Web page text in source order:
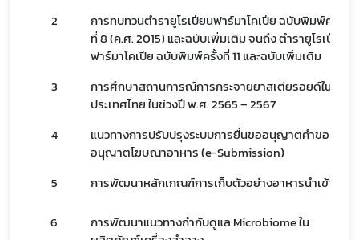
2
การทบทวนตำรายูโรเปียนฟาร์มาโคเปีย ฉบับพิมพ์ครั้ง
ที่ 8 (ค.ศ. 2015) และฉบับเพิ่มเติม จนถึง ตำรายูโรเปียน
ฟาร์มาโคเปีย ฉบับพิมพ์ครั้งที่ 11 และฉบับเพิ่มเติม
3
การศึกษาสถานการณ์การกระจายยาสเตียรอยด์ใน
ประเทศไทย ในช่วงปี พ.ศ. 2565 – 2567
4
แนวทางการปรับปรุงระบบการยื่นขออนุญาตคำขอ
อนุญาตโฆษณาอาหาร (e-Submission)
5
การพัฒนาหลักเกณฑ์การเก็บตัวอย่างอาหารนำเข้า
6
การพัฒนาแนวทางกำกับดูแล Microbiome ใน
Subscribe